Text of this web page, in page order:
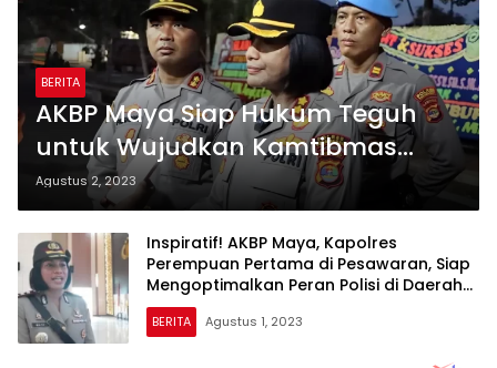
BERITA
AKBP Maya Siap Hukum Teguh
untuk Wujudkan Kamtibmas
Damai dalam Pemilu 2024
Agustus 2, 2023
Inspiratif! AKBP Maya, Kapolres
Perempuan Pertama di Pesawaran, Siap
Mengoptimalkan Peran Polisi di Daerah
Wisata
BERITA Agustus 1, 2023